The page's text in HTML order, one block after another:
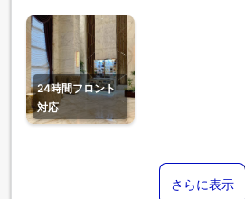
24時間フロント
対応
さらに表示